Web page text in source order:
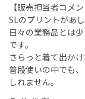
【販売担当者コメン
SLのプリントがあ
日々の業務品とは
です。
さらっと着て出か
普段使いの中でも
しれません。